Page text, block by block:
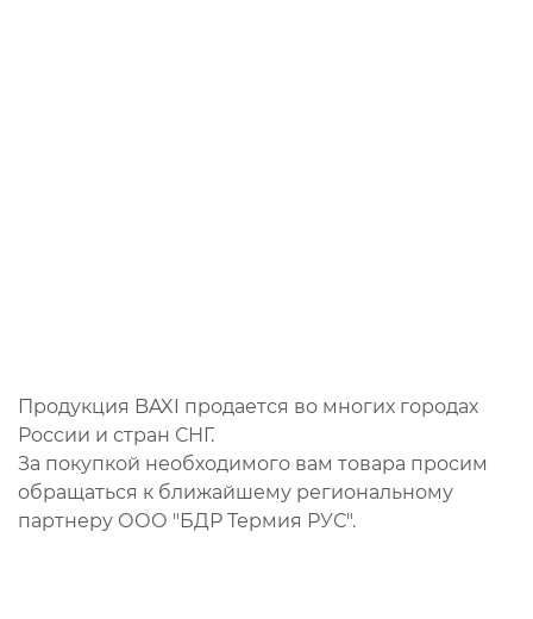
Продукция BAXI продается во многих городах
России и стран СНГ.
За покупкой необходимого вам товара просим
обращаться к ближайшему региональному
партнеру ООО "БДР Термия РУС".